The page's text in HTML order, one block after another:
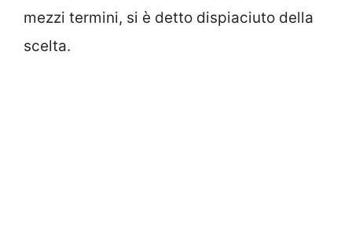
mezzi termini, si è detto dispiaciuto della
scelta.